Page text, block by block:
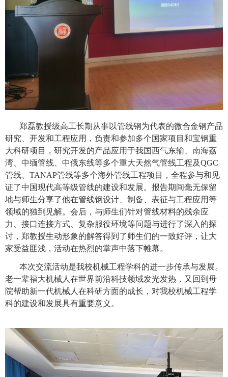
郑磊教授级高工长期从事以管线钢为代表的微合金钢产品
研究、开发和工程应用，负责和参加多个国家项目和宝钢重
大科研项目，研究开发的产品应用于我国西气东输、南海荔
湾、中缅管线、中俄东线等多个重大天然气管线工程及QGC
管线、 TANAP管线等多个海外管线工程项目，全程参与和见
证了中国现代高等级管线的建设和发展。报告期间毫无保留
地与师生分享了他在管线钢设计、制备、表征与工程应用等
领域的独到见解。会后，与师生们针对管线材料的残余应
力、接口连接方式、复杂服役环境等问题与进行了深入的探
讨，郑教授生动形象的解答得到了师生们的一致好评， 让大
家受益匪浅， 活动在热烈的掌声中落下帷幕。
本次交流活动是我校机械工程学科的进一步传承与发展。
老一辈福大机械人在世界前沿科技领域发光发热，又回到母
院帮助新一代机械人在科研方面的成长，对我校机械工程学
科的建设和发展具有重要意义。